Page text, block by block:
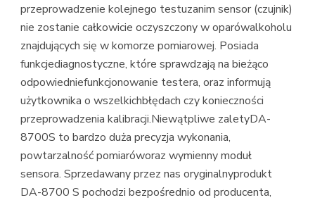
przeprowadzenie kolejnego testuzanim sensor (czujnik)
nie zostanie całkowicie oczyszczony w oparówalkoholu
znajdujących się w komorze pomiarowej. Posiada
funkcjediagnostyczne, które sprawdzają na bieżąco
odpowiedniefunkcjonowanie testera, oraz informują
użytkownika o wszelkichbłędach czy konieczności
przeprowadzenia kalibracji.Niewątpliwe zaletyDA-
8700S to bardzo duża precyzja wykonania,
powtarzalność pomiaróworaz wymienny moduł
sensora. Sprzedawany przez nas oryginalnyprodukt
DA-8700 S pochodzi bezpośrednio od producenta,